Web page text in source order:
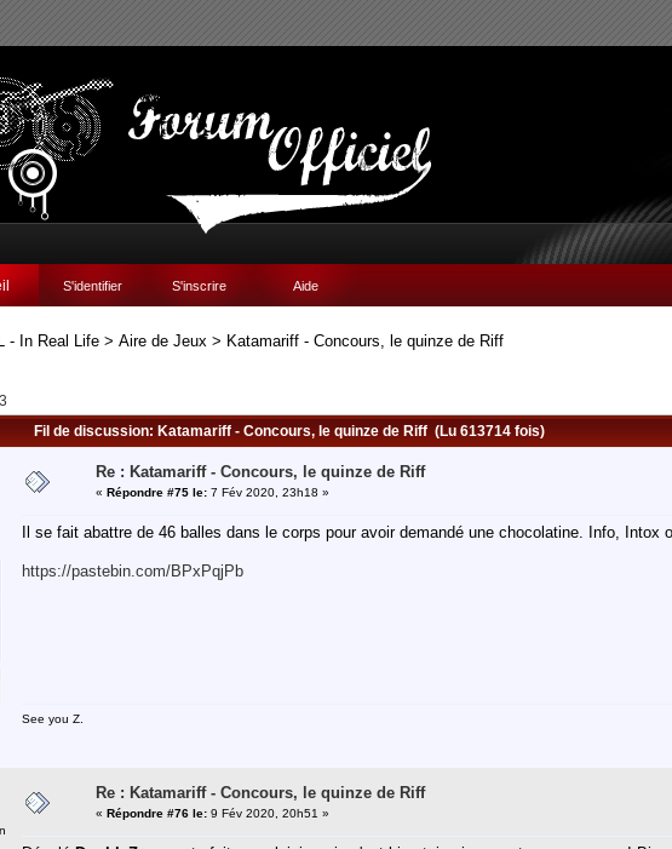
S'identifier S'inscrire Aide
- In Real Life > Aire de Jeux > Katamariff - Concours, le quinze de Riff
Fil de discussion: Katamariff - Concours, le quinze de Riff (Lu 613714 fois)
Re : Katamariff - Concours, le quinze de Riff
« Répondre #75 le: 7 Fév 2020, 23h18 »
Il se fait abattre de 46 balles dans le corps pour avoir demandé une chocolatine. Info, Intox
https://pastebin.com/BPxPqjPb
See you Z.
Re : Katamariff - Concours, le quinze de Riff
« Répondre #76 le: 9 Fév 2020, 20h51 »